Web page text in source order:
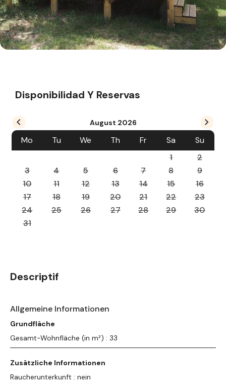
Disponibilidad Y Reservas
August 2026
Mo Tu We Th Fr Sa
Su
1
2
3
4 5 6 7 8
9
10
11 12 13 14 15
16
17
18 19 20 21 22
23
24
25 26 27 28 29
30
31
Descriptif
Allgemeine Informationen
Grundfläche
Gesamt-Wohnfläche (in m²) : 33
Zusätzliche Informationen
Raucherunterkunft : nein